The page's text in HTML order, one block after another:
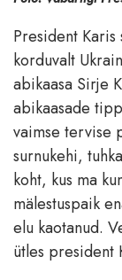
President Karis
korduvalt
abikaasa Sirje
abikaasade
vaimse tervise
surnukehi,
koht, kus ma
mälestuspaik
elu kaotanud.
ütles president